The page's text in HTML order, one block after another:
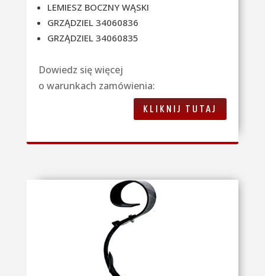
LEMIESZ BOCZNY WĄSKI
GRZĄDZIEL 34060836
GRZĄDZIEL 34060835
Dowiedz się więcej
o warunkach zamówienia:
KLIKNIJ TUTAJ